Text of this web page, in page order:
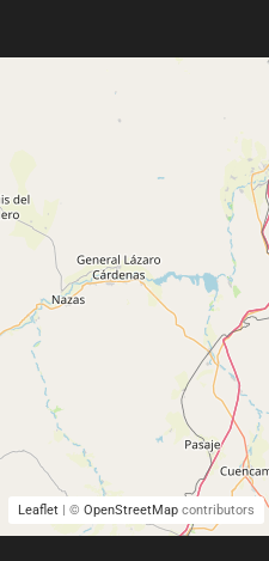
Leaflet| © OpenStreetMapcontributors